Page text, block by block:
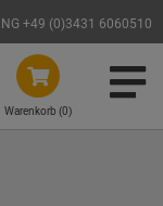
+49 (0)3431 6060510
Warenkorb (0)